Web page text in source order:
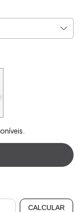
Alterar CEP
CALCULAR